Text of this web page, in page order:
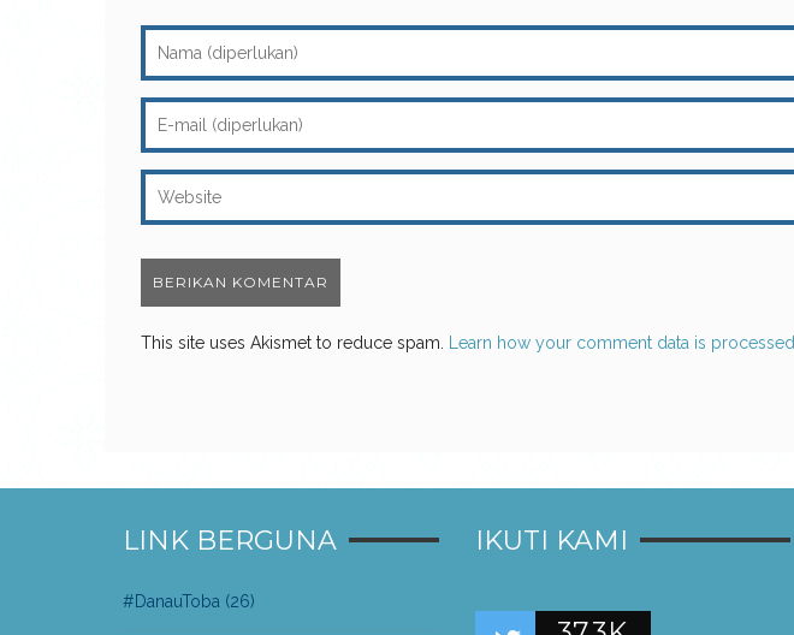
This site uses Akismet to reduce spam. Learn how your comment data is processed.
LINK BERGUNA
#DanauToba (26)
IKUTI KAMI